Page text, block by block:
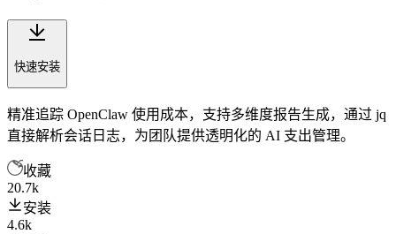
快速安装
精准追踪 OpenClaw 使用成本，支持多维度报告生成，通过 jq
直接解析会话日志，为团队提供透明化的 AI 支出管理。
收藏
20.7k
安装
4.6k